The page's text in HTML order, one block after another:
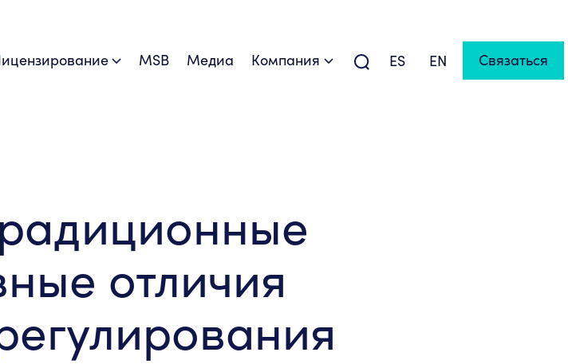
MSB Медиа Компания ES EN Связаться
отличия